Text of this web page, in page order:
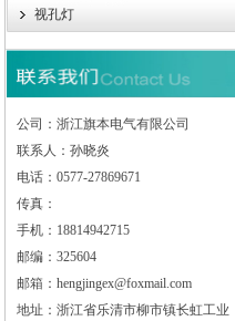
视孔灯
公司：浙江旗本电气有限公司
联系人：孙晓炎
电话：0577-27869671
传真：
手机：18814942715
邮编：325604
邮箱：hengjingex@foxmail.com
地址：浙江省乐清市柳市镇长虹工业